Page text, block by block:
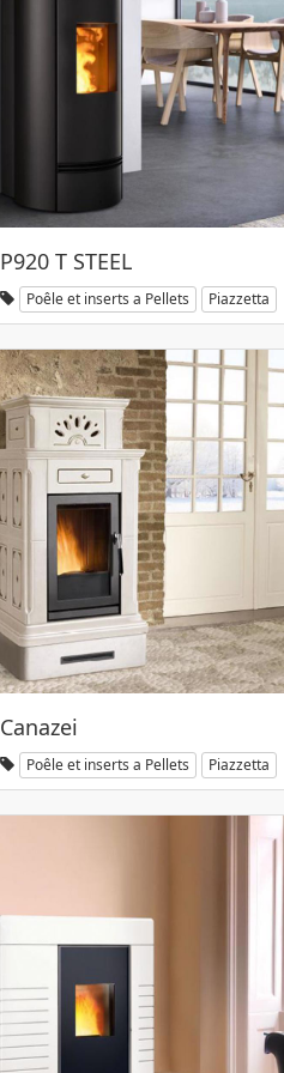
P920 T STEEL
Poêle et inserts a Pellets Piazzetta
Canazei
Poêle et inserts a Pellets Piazzetta